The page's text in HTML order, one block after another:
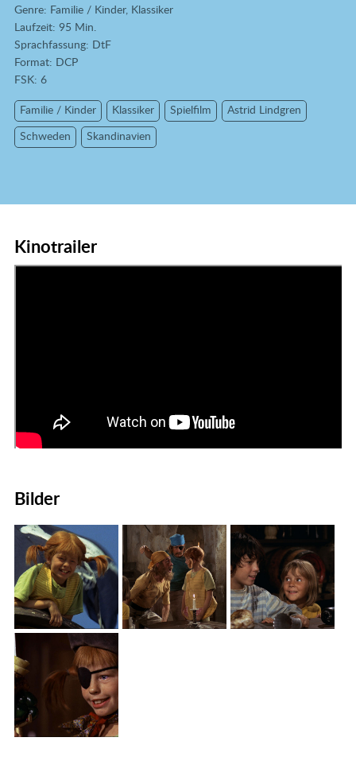
Genre: Familie / Kinder, Klassiker
Laufzeit: 95 Min.
Sprachfassung: DtF
Format: DCP
FSK: 6
Familie / Kinder
Klassiker Spielfilm
Astrid Lindgren
Schweden
Skandinavien
Kinotrailer
Bilder